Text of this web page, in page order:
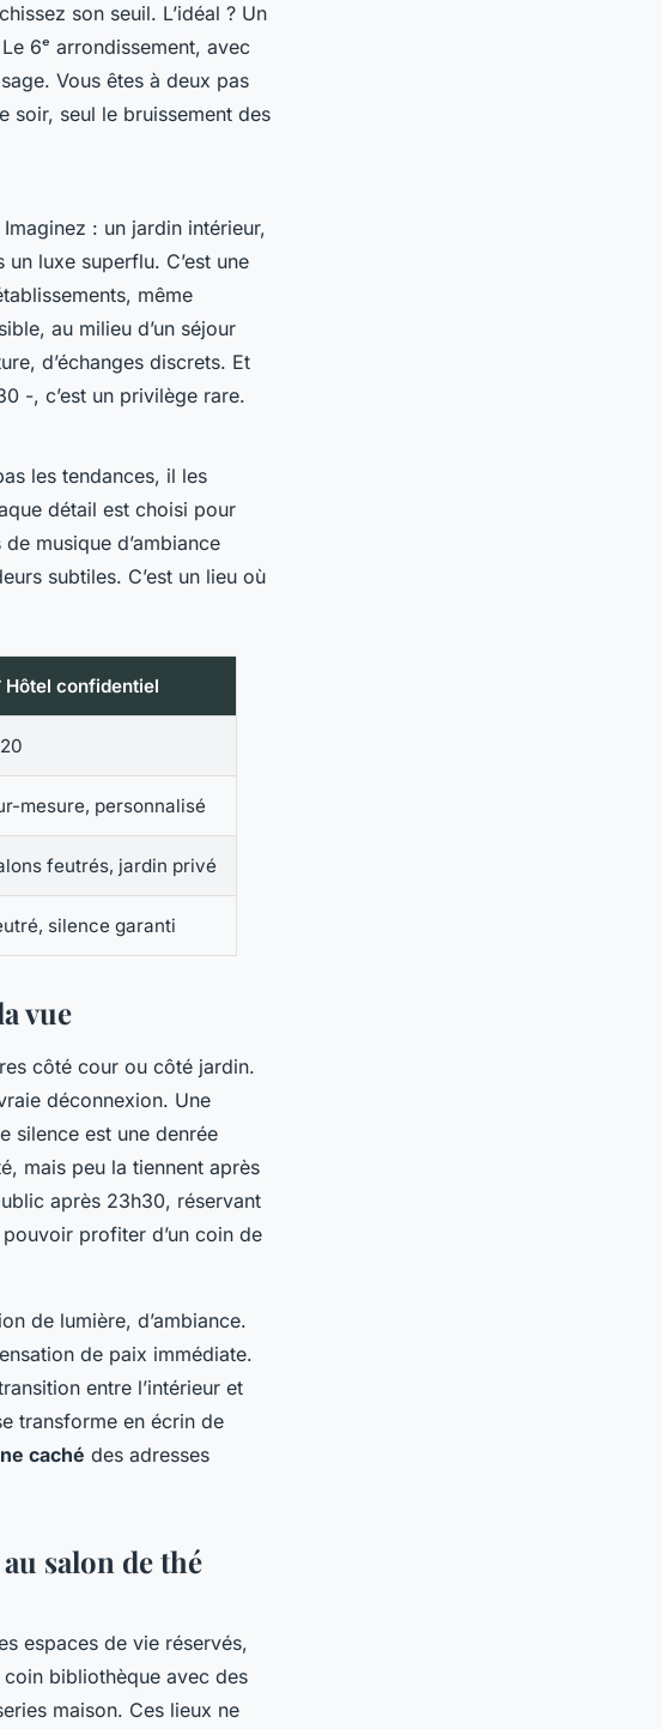
son seuil. L’idéal ? Un
6ᵉ arrondissement, avec
Vous êtes à deux pas
soir, seul le bruissement des
: un jardin intérieur,
luxe superflu. C’est une
même
au milieu d’un séjour
d’échanges discrets. Et
-, c’est un privilège rare.
les tendances, il les
détail est choisi pour
musique d’ambiance
subtiles. C’est un lieu où
Hôtel confidentiel
mesure, personnalisé
feutrés, jardin privé
silence garanti
vue
côté cour ou côté jardin.
déconnexion. Une
silence est une denrée
mais peu la tiennent après
après 23h30, réservant
profiter d’un coin de
de lumière, d’ambiance.
de paix immédiate.
entre l’intérieur et
transforme en écrin de
caché des adresses
salon de thé
espaces de vie réservés,
bibliothèque avec des
maison. Ces lieux ne